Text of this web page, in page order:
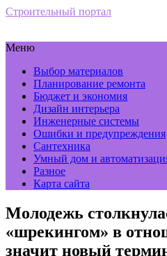
Строительный портал
Меню
Выбор материалов
Планирование ремонта
Бюджет и экономия
Дизайн интерьера
Инженерные системы
Ошибки и предупреждения
Сантехника
Умный дом и
Разное
Карта сайта
Молодежь
«шрекингом» в
значит новый